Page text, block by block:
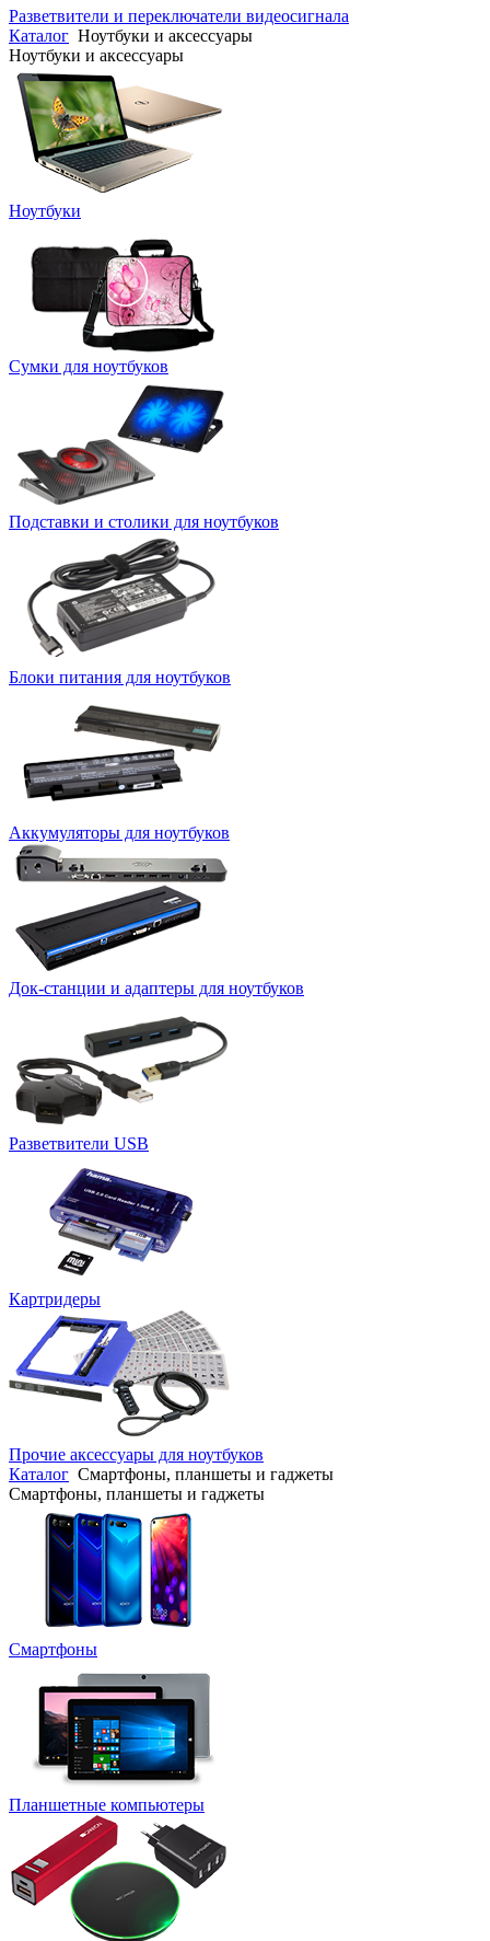
Разветвители и переключатели видеосигнала
Каталог Ноутбуки и аксессуары
Ноутбуки и аксессуары
Ноутбуки
Сумки для ноутбуков
Подставки и столики для ноутбуков
Блоки питания для ноутбуков
Аккумуляторы для ноутбуков
Док-станции и адаптеры для ноутбуков
Разветвители USB
Картридеры
Прочие аксессуары для ноутбуков
Каталог Смартфоны, планшеты и гаджеты
Смартфоны, планшеты и гаджеты
Смартфоны
Планшетные компьютеры